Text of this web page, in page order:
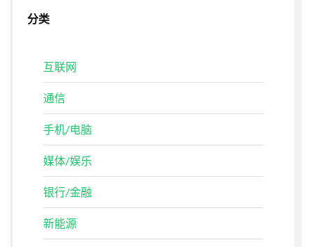
分类
互联网
通信
手机/电脑
媒体/娱乐
银行/金融
新能源